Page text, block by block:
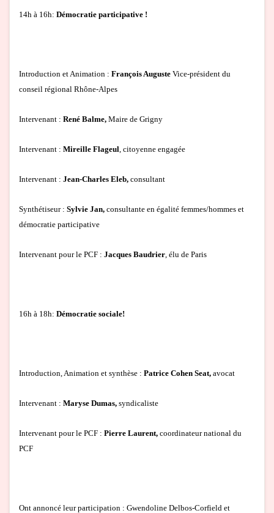
14h à 16h: Démocratie participative !
Introduction et Animation : François Auguste Vice-président du
conseil régional Rhône-Alpes
Intervenant : René Balme, Maire de Grigny
Intervenant : Mireille Flageul , citoyenne engagée
Intervenant : Jean-Charles Eleb, consultant
Synthétiseur : Sylvie Jan, consultante en égalité femmes/hommes et
démocratie participative
Intervenant pour le PCF : Jacques Baudrier , élu de Paris
16h à 18h: Démocratie sociale!
Introduction, Animation et synthèse : Patrice Cohen Seat, avocat
Intervenant : Maryse Dumas, syndicaliste
Intervenant pour le PCF : Pierre Laurent, coordinateur national du
PCF
Ont annoncé leur participation : Gwendoline Delbos-Corfield et